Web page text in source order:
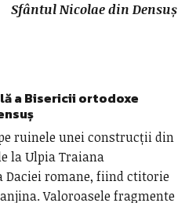
Sfântul Nicolae din Densuș
a Bisericii ortodoxe
ruinele unei construcții din
la Ulpia Traiana
Daciei romane, fiind ctitorie
Valoroasele fragmente